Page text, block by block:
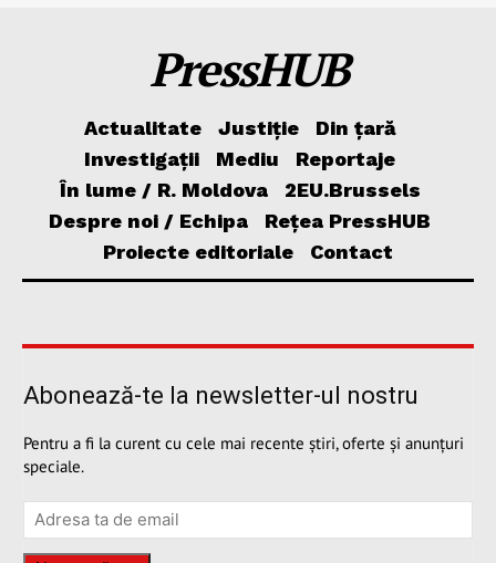
PressHUB
Actualitate Justiție
Din țară
Investigații
Mediu
Reportaje
În lume / R. Moldova
2EU.Brussels
Despre noi / Echipa
Rețea PressHUB
Proiecte editoriale
Contact
Abonează-te la newsletter-ul nostru
Pentru a fi la curent cu cele mai recente știri, oferte și anunțuri
speciale.